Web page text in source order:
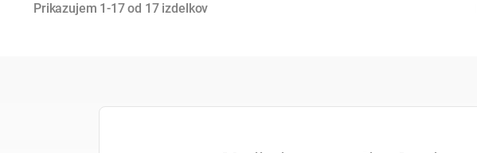
Prikazujem 1-17 od 17 izdelkov